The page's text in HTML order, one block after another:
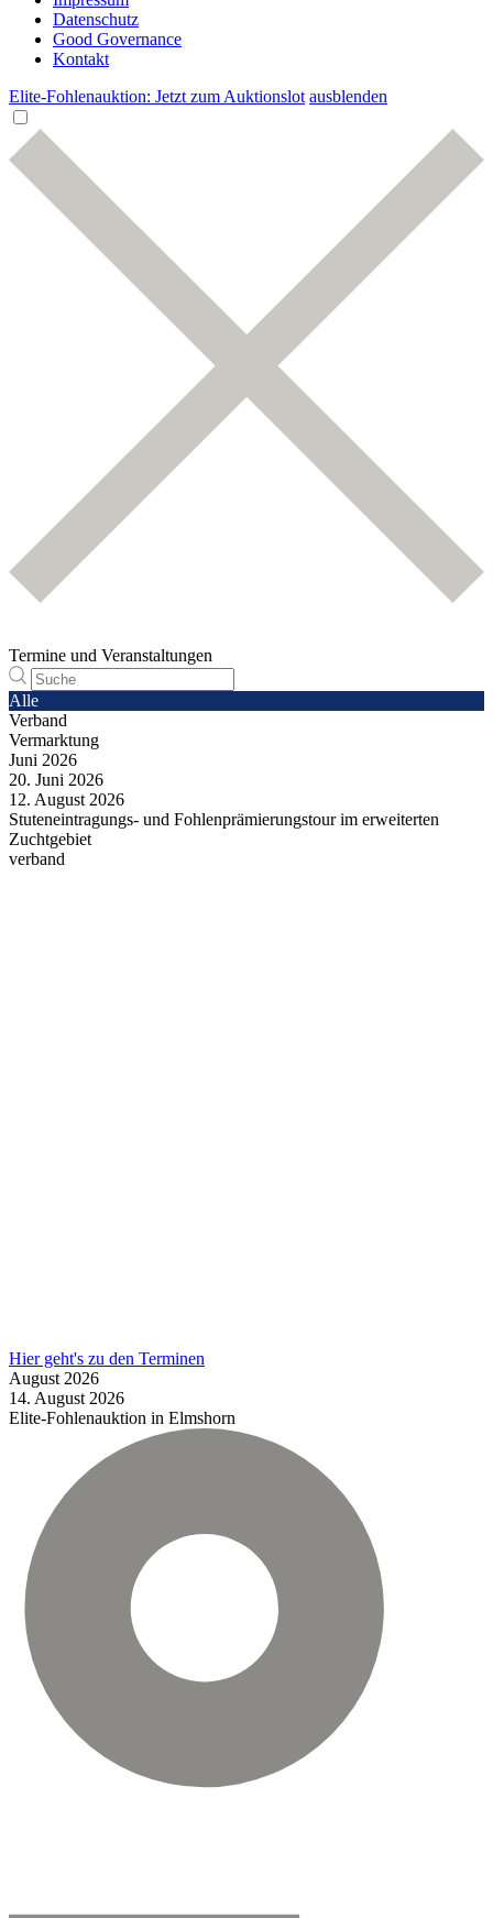
Datenschutz
Good Governance
Kontakt
Elite-Fohlenauktion: Jetzt zum Auktionslot ausblenden
Termine und Veranstaltungen
Alle
Verband
Vermarktung
Juni 2026
20. Juni 2026
12. August 2026
Stuteneintragungs- und Fohlenprämierungstour im erweiterten
Zuchtgebiet
verband
Hier geht's zu den Terminen
August 2026
14. August 2026
Elite-Fohlenauktion in Elmshorn